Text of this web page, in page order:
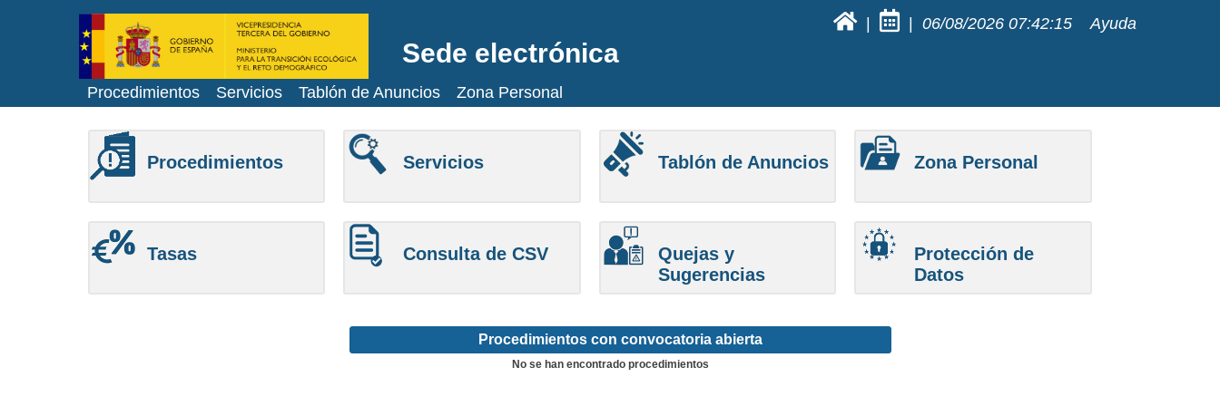
06/08/2026 07:42:15 Ayuda
Sede electrónica
Procedimientos Servicios Tablón de Anuncios Zona Personal
Procedimientos Servicios Tablón de Anuncios Zona Personal
Tasas Consulta de CSV
Quejas y
Sugerencias
Protección de
Datos
Procedimientos con convocatoria abierta
No se han encontrado procedimientos